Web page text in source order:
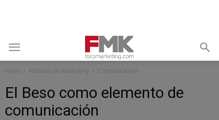
Inicio Noticias de Marketing Comunicación
El Beso como elemento de
comunicación